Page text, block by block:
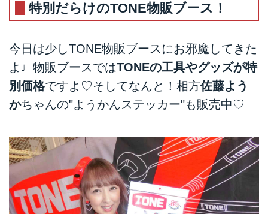
特別だらけのTONE物販ブース！
今日は少しTONE物販ブースにお邪魔してきた
よ♩物販ブースではTONEの工具やグッズが特
別価格ですよ♡そしてなんと！相方佐藤よう
かちゃんの"ようかんステッカー"も販売中♡